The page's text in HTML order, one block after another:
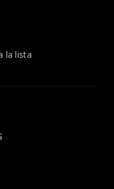
la lista